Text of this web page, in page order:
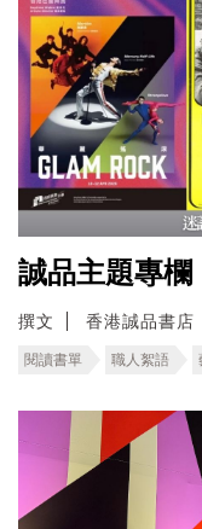
誠品主題專欄
撰文 香港誠品書店
閱讀書單 職人絮語